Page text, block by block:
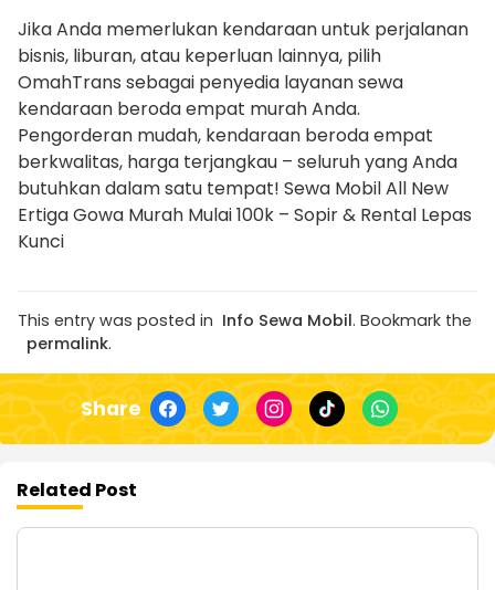
Jika Anda memerlukan kendaraan untuk perjalanan
bisnis, liburan, atau keperluan lainnya, pilih
OmahTrans sebagai penyedia layanan sewa
kendaraan beroda empat murah Anda.
Pengorderan mudah, kendaraan beroda empat
berkwalitas, harga terjangkau – seluruh yang Anda
butuhkan dalam satu tempat! Sewa Mobil All New
Ertiga Gowa Murah Mulai 100k – Sopir & Rental Lepas
Kunci
This entry was posted in Info Sewa Mobil. Bookmark the
permalink.
Share
Related Post